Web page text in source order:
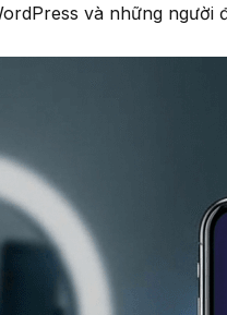
và những người